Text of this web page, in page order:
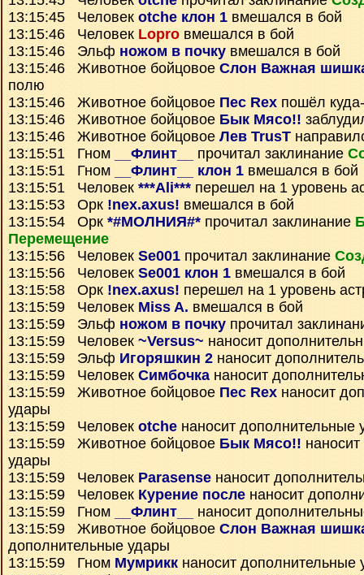
13:15:45 Человек otche клон 1 вмешался в бой
13:15:46 Человек Lopro вмешался в бой
13:15:46 Эльф ножом в почку вмешался в бой
13:15:46 Животное бойцовое Слон Важная
полю
13:15:46 Животное бойцовое Пес Rex пошёл
13:15:46 Животное бойцовое Бык Мясо!!
13:15:46 Животное бойцовое Лев TrusT
13:15:51 Гном
__Флинт__ прочитал заклинание
13:15:51 Гном
__Флинт__ клон 1 вмешался в бой
13:15:51 Человек ***Ali*** перешел на 1 уровень
13:15:53 Орк !nex.axus! вмешался в бой
13:15:54 Орк *#МОЛНИЯ#* прочитал заклинание
Перемещение
13:15:56 Человек Se001 прочитал заклинание
13:15:56 Человек Se001 клон 1 вмешался в бой
13:15:58 Орк !nex.axus! перешел на 1 уровень
13:15:59 Человек Miss A. вмешался в бой
13:15:59 Эльф ножом в почку прочитал
13:15:59 Человек ~Versus~ наносит
13:15:59 Эльф Игоряшкин 2 наносит
13:15:59 Человек Симбочкананосит
13:15:59 Животное бойцовое Пес Rex наносит
удары
13:15:59 Человек otche наносит дополнительные
13:15:59 Животное бойцовое Бык Мясо!!
удары
13:15:59 Человек Parasense наносит
13:15:59 Человек Курение после наносит
13:15:59 Гном
__Флинт__
наносит
13:15:59 Животное бойцовое Слон Важная
дополнительные удары
13:15:59 Гном Мумрикк наносит дополнительные